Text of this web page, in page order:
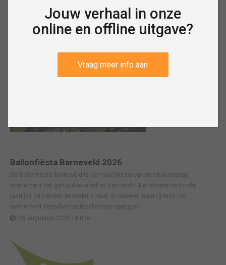
Agenda
Ballonfiësta Barneveld 2026
De Ballonfiësta Barneveld is een jaarlijks terugkerend vierdaags
evenement dat gehouden wordt in Barneveld. Het evenement trekt
jaarlijks duizenden bezoekers naar de Koewei, waar tijdens het
evenement tientallen luchtballonnen opstijgen.
26 augustus 2026 18:00u
Jouw verhaal in onze
online en offline uitgave?
Vraag meer info aan